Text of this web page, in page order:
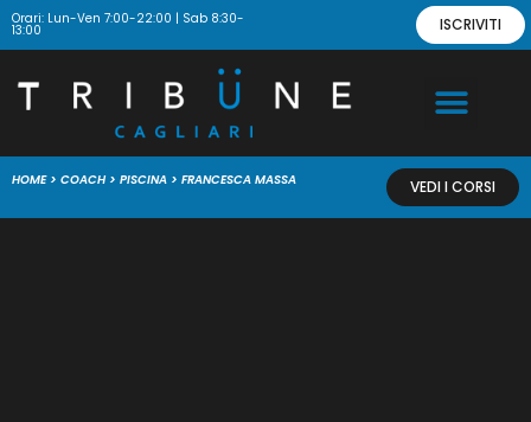
Orari: Lun-Ven 7:00-22:00 | Sab 8:30-
13:00 ISCRIVITI
HOME> COACH> PISCINA > FRANCESCA MASSA VEDI I CORSI